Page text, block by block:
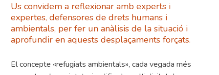
Us convidem a reflexionar amb experts i
expertes, defensores de drets humans i
ambientals, per fer un anàlisis de la situació i
aprofundir en aquests desplaçaments forçats.
El concepte «refugiats ambientals», cada vegada més